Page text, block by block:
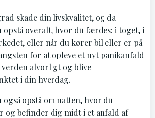
skade din livskvalitet, og da
opstå overalt, hvor du færdes: i toget, i
eller når du kører bil eller er på
for at opleve et nyt panikanfald
alvorligt og blive
i din hverdag.
også opstå om natten, hvor du
og befinder dig midt i et anfald af